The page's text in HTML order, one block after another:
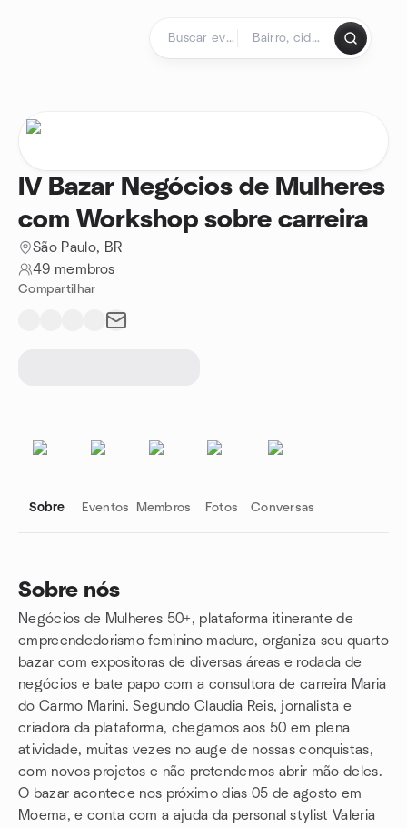
IV Bazar Negócios de Mulheres
com Workshop sobre carreira
São Paulo, BR
49 membros
Compartilhar
Sobre Eventos Membros Fotos Conversas
Sobre nós
Negócios de Mulheres 50+, plataforma itinerante de
empreendedorismo feminino maduro, organiza seu quarto
bazar com expositoras de diversas áreas e rodada de
negócios e bate papo com a consultora de carreira Maria
do Carmo Marini. Segundo Claudia Reis, jornalista e
criadora da plataforma, chegamos aos 50 em plena
atividade, muitas vezes no auge de nossas conquistas,
com novos projetos e não pretendemos abrir mão deles.
O bazar acontece nos próximo dias 05 de agosto em
Moema, e conta com a ajuda da personal stylist Valeria
Links do grupo